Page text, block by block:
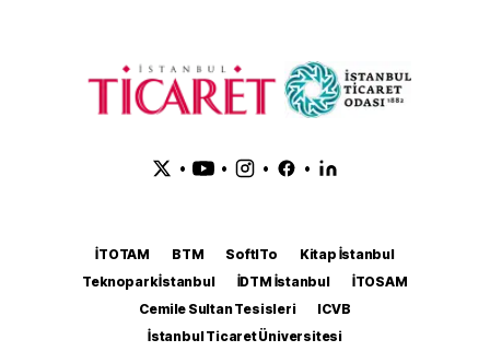
• • • •
İTOTAM BTM SoftITo
Kitap İstanbul
Teknopark İstanbul
İDTM İstanbul
İTOSAM
Cemile Sultan Tesisleri
ICVB
İstanbul Ticaret Üniversitesi